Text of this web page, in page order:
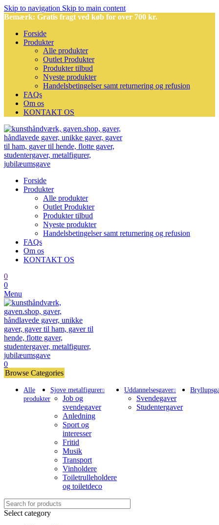
Skip to navigation Skip to main content
Bemærk: Gratis fragt ved køb for over 700 kr.
Forside
Produkter
Alle produkter
Outlet Produkter
Produkter tilbud
Nyeste produkter
Handelsbetingelser samt returnering og refusion
FAQs
Om os
KONTAKT OS
Forside
Produkter
Alle produkter
Outlet Produkter
Produkter tilbud
Nyeste produkter
Handelsbetingelser samt returnering og refusion
FAQs
Om os
KONTAKT OS
0
0
Menu
0
Browse Categories
Alle
produkter
Sjove metalfigurer
Job og
svendegaver
Anledning
Sport og
interesser
Fritid
Musik
Transport
Vinholdere
Toiletrulleholdere
og toiletdeco
Uddannelsesgaver
Svendegaver
Studentergaver
Select category